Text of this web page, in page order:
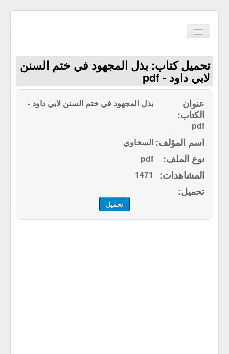
Toggle
Navigation
الصفحة الرئيسية
مكتبة القرآن الكريم
تحميل كتاب: بذل المجهود في ختم السنن
لابي داود - pdf
بذل المجهود في ختم السنن لابي داود -
pdf
السخاوي
pdf
1471
تحميل